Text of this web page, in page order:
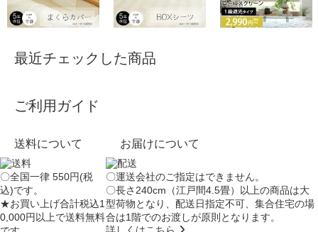
最近チェックした商品
ご利用ガイド
送料について
〇全国一律 550円(税
込)です。
★お買い上げ合計税込1
0,000円以上で送料無料
お届けについて
〇運送会社のご指定はできません。
〇長さ240cm（江戸間4.5畳）以上の商品は大
型荷物となり、配送日指定不可、集合住宅の場
合は1階でのお渡しが原則となります。